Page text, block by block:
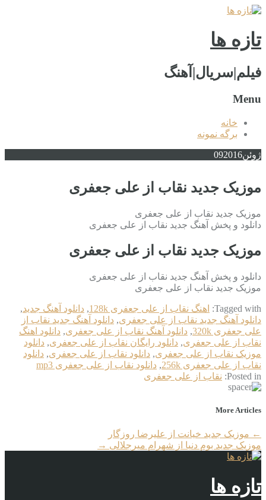
تازه ها
فیلم|سریال|آهنگ
Menu
خانه
برگه نمونه
ژوئن 092016
موزیک جدید نقاب از علی جعفری
موزیک جدید نقاب از علی جعفری
دانلود و پخش آهنگ جدید نقاب از علی جعفری
موزیک جدید نقاب از علی جعفری
دانلود و پخش آهنگ جدید نقاب از علی جعفری
موزیک جدید نقاب از علی جعفری
Tagged with: اهنگ نقاب از علی جعفری 128k , دانلود آهنگ جدید,
دانلود آهنگ جدید نقاب از علی جعفری, دانلود آهنگ جدید نقاب از
علی جعفری 320k
, دانلود آهنگ نقاب از علی جعفری, دانلود اهنگ
نقاب از علی جعفری, دانلود رایگان نقاب از علی جعفری, دانلود
موزیک نقاب از علی جعفری, دانلود نقاب از علی جعفری, دانلود
نقاب از علی جعفری 256k
, دانلود نقاب از علی جعفری mp3
Posted in: نقاب از علی جعفری
More Articles
← موزیک جدید خیانت از علیرضا روزگار
موزیک جدید بوم دنیا از شهرام میرجلالی →
تازه ها